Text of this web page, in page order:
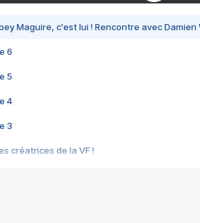
Maguire, c'est lui ! Rencontre avec Damien
6
5
4
3
créatrices de la VF !